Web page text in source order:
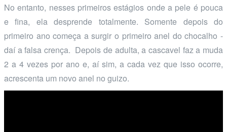
No entanto, nesses primeiros estágios onde a pele é pouca
e fina, ela desprende totalmente. Somente depois do
primeiro ano começa a surgir o primeiro anel do chocalho -
daí a falsa crença. Depois de adulta, a cascavel faz a muda
2 a 4 vezes por ano e, aí sim, a cada vez que isso ocorre,
acrescenta um novo anel no guizo.